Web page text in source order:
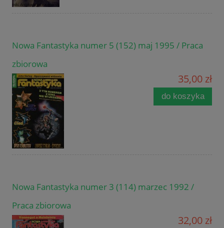
Nowa Fantastyka numer 5 (152) maj 1995 / Praca
zbiorowa
35,00 zł
do koszyka
Nowa Fantastyka numer 3 (114) marzec 1992 /
Praca zbiorowa
32,00 zł